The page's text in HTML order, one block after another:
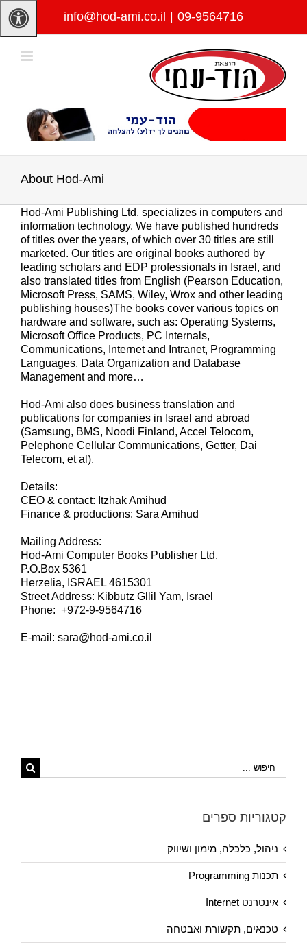
09-9564716
|
info@hod-ami.co.il
About Hod-Ami
Hod-Ami Publishing Ltd. specializes in computers and
information technology. We have published hundreds
of titles over the years, of which over 30 titles are still
marketed. Our titles are original books authored by
leading scholars and EDP professionals in Israel, and
also translated titles from English (Pearson Education,
Microsoft Press, SAMS, Wiley, Wrox and other leading
publishing houses)The books cover various topics on
hardware and software, such as: Operating Systems,
Microsoft Office Products, PC Internals,
Communications, Internet and Intranet, Programming
Languages, Data Organization and Database
Management and more…
Hod-Ami also does business translation and
publications for companies in Israel and abroad
(Samsung, BMS, Noodi Finland, Accel Telocom,
Pelephone Cellular Communications, Getter, Dai
Telecom, et al).
Details:
CEO & contact: Itzhak Amihud
Finance & productions: Sara Amihud
Mailing Address:
Hod-Ami Computer Books Publisher Ltd.
P.O.Box 5361
Herzelia, ISRAEL 4615301
Street Address: Kibbutz Gllil Yam, Israel
Phone: +972-9-9564716
E-mail: sara@hod-ami.co.il
חיפוש...
קטגוריות ספרים
ניהול, כלכלה, מימון ושיווק
תכנות Programming
אינטרנט Internet
טכנאים, תקשורת ואבטחה